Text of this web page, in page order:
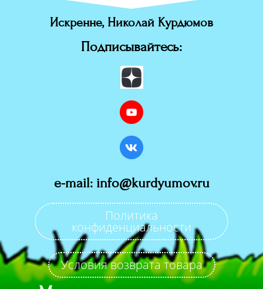
Искренне, Николай Курдюмов
Подписывайтесь:
e-mail: info@kurdyumov.ru
Политика
конфиденциальности
Условия возврата товара